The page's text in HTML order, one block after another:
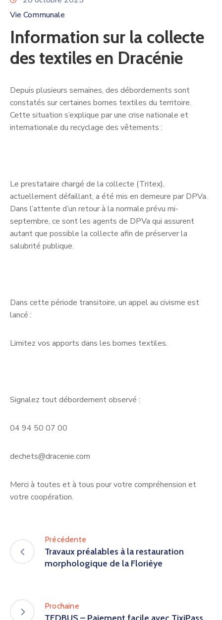
Vie Communale
Information sur la collecte
des textiles en Dracénie
Depuis plusieurs semaines, des débordements sont
constatés sur certaines bornes textiles du territoire.
Cette situation s’explique par une crise nationale et
internationale du recyclage des vêtements :
Le prestataire chargé de la collecte (Tritex),
actuellement défaillant, a été mis en demeure par DPVa.
Dans l’attente d’un retour à la normale prévu mi-
septembre, ce sont les agents de DPVa qui assurent
autant que possible la collecte afin de préserver la
salubrité publique.
Dans cette période transitoire, un appel au civisme est
lancé :
Limitez vos apports dans les bornes textiles.
Signalez tout débordement observé :
04 94 50 07 00
dechets@dracenie.com
Merci à toutes et à tous pour votre compréhension et
votre coopération.
Précédente
Travaux préalables à la restauration
morphologique de la Florièye
Prochaine
TEDBUS – Paiement facile avec TixiPass